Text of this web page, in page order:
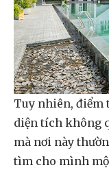
Tuy nhiên, điểm
diện tích không
mà nơi này
tìm cho mình